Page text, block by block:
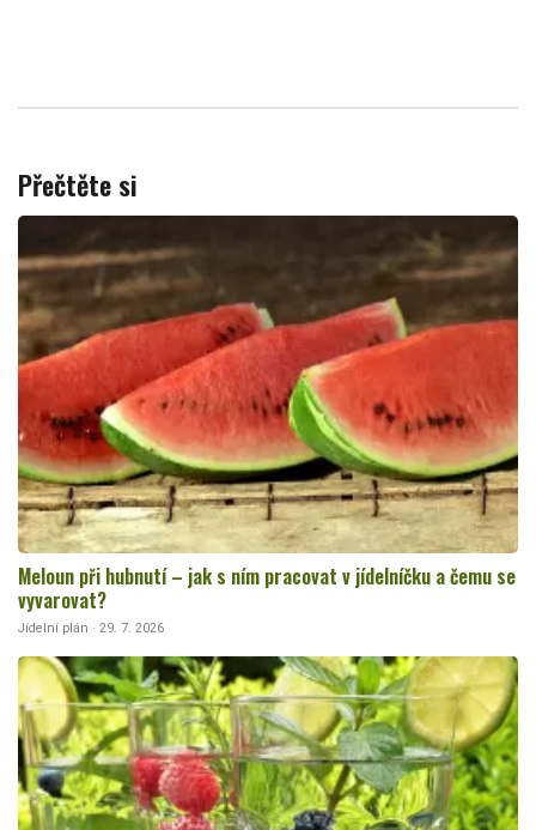
Přečtěte si
Meloun při hubnutí – jak s ním pracovat v jídelníčku a čemu se
vyvarovat?
Jídelní plán · 29. 7. 2026